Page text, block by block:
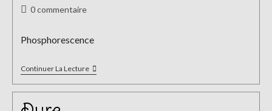
de
Commentaires
publication :
0 commentaire
Phosphorescence
Continuer La LecturePhosphorescence